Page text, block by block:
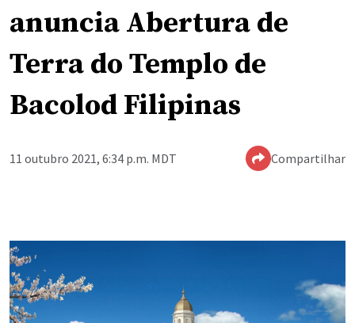
anuncia Abertura de
Terra do Templo de
Bacolod Filipinas
11 outubro 2021, 6:34 p.m. MDT Compartilhar